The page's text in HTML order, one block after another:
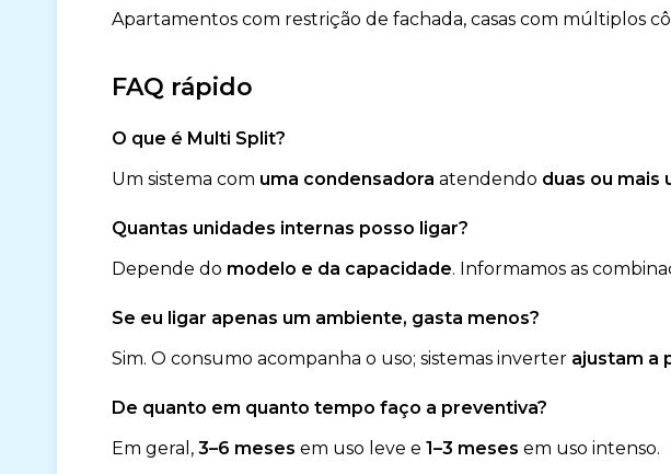
Apartamentos com restrição de fachada, casas com múltiplos
FAQ rápido
O que é Multi Split?
Um sistema com uma condensadora atendendo duas ou mais
Quantas unidades internas posso ligar?
Depende do modelo e da capacidade. Informamos as
Se eu ligar apenas um ambiente, gasta menos?
Sim. O consumo acompanha o uso; sistemas inverter ajustam a
De quanto em quanto tempo faço a preventiva?
Em geral, 3–6 meses em uso leve e 1–3 meses em uso intenso.